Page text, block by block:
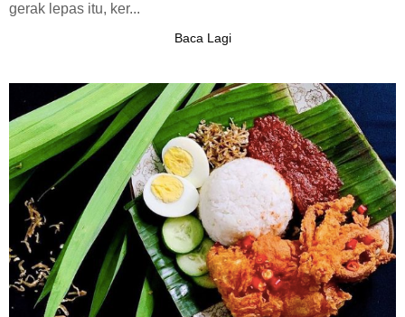
gerak lepas itu, ker...
Baca Lagi